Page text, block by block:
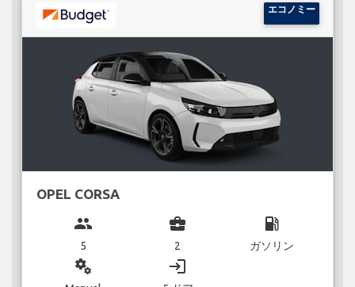
エコノミー
OPEL CORSA
group
5
business_center
2
local_gas_station
ガソリン
miscellaneous_services login